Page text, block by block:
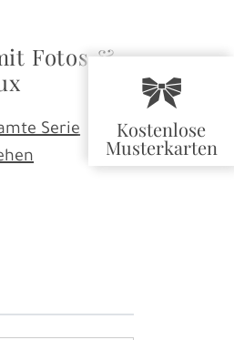
r
Kostenlose
Musterkarten
Fotos &
Serie